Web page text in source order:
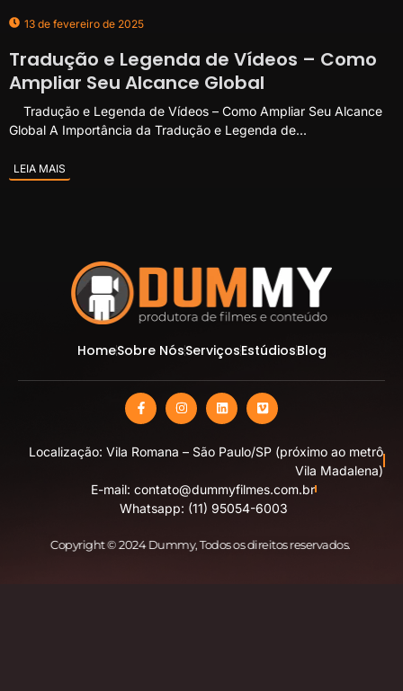
13 de fevereiro de 2025
Tradução e Legenda de Vídeos – Como
Ampliar Seu Alcance Global
Tradução e Legenda de Vídeos – Como Ampliar Seu Alcance
Global A Importância da Tradução e Legenda de...
LEIA MAIS
HomeSobre NósServiçosEstúdiosBlog
Localização: Vila Romana – São Paulo/SP (próximo ao metrô
Vila Madalena)
E-mail: contato@dummyfilmes.com.br
Whatsapp: (11) 95054-6003
Copyright © 2024 Dummy, Todos os direitos reservados.